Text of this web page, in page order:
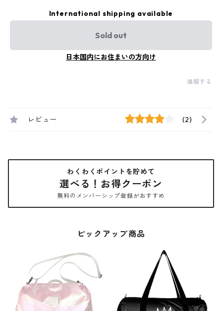
International shipping available
Sold out
日本国内にお住まいの方向け
通報する
レビュー (2)
わくわくポイントを貯めて
選べる！お得クーポン
無料のメンバーシップ登録がおすすめ
ピックアップ商品